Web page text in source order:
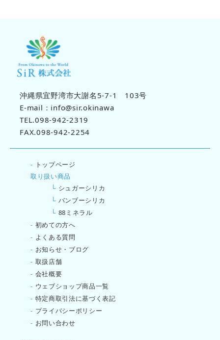
沖縄県宜野湾市大謝名5-7-1 103号
E-mail：info@sir.okinawa
TEL.098-942-2319
FAX.098-942-2254
- トップページ
取り扱い商品
└ シュガーシリカ
└ バンブーシリカ
└ 88ミネラル
- 初めての方へ
- よくある質問
- お知らせ・ブログ
- 取扱店舗
- 会社概要
- ウェブショップ商品一覧
- 特定商取引法に基づく表記
- プライバシーポリシー
- お問い合わせ